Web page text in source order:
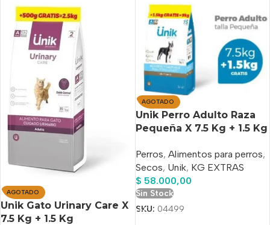
AGOTADO
Unik Gato Urinary Care X
7.5 Kg + 1.5 Kg
AGOTADO
Unik Perro Adulto Raza
Pequeña X 7.5 Kg + 1.5 Kg
Comprimido Antipulgas
De Regalo!!
Perros, Alimentos para perros,
Secos, Unik, KG EXTRAS
$ 58.000,00
Sin Stock
SKU: 04499